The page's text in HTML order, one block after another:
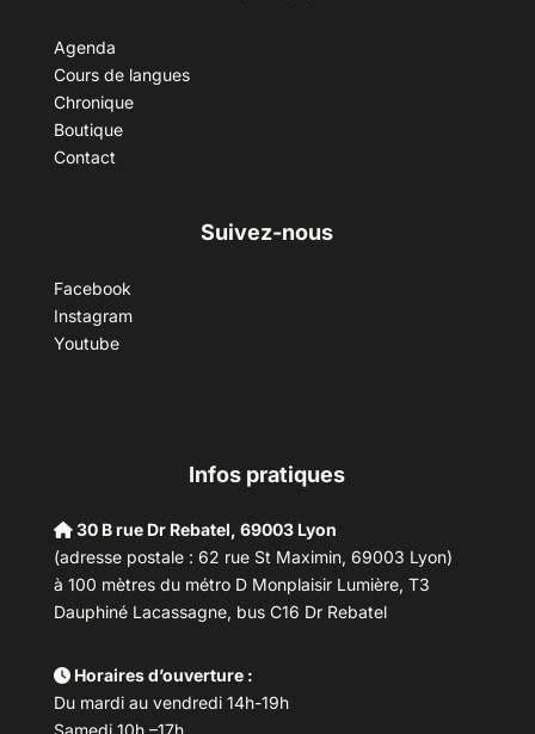
Agenda
Cours de langues
Chronique
Boutique
Contact
Suivez-nous
Facebook
Instagram
Youtube
Infos pratiques
30 B rue Dr Rebatel, 69003 Lyon
(adresse postale : 62 rue St Maximin, 69003 Lyon)
à 100 mètres du métro D Monplaisir Lumière, T3
Dauphiné Lacassagne, bus C16 Dr Rebatel
Horaires d’ouverture :
Du mardi au vendredi 14h-19h